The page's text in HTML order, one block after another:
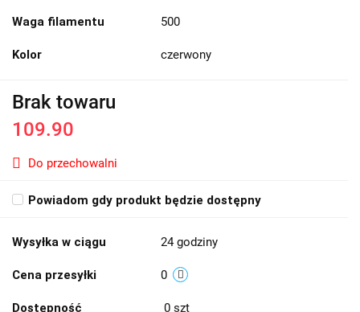
Waga filamentu 500
Kolor czerwony
Brak towaru
109.90
Do przechowalni
Powiadom gdy produkt będzie dostępny
Wysyłka w ciągu 24 godziny
Cena przesyłki 0
Dostępność 0 szt